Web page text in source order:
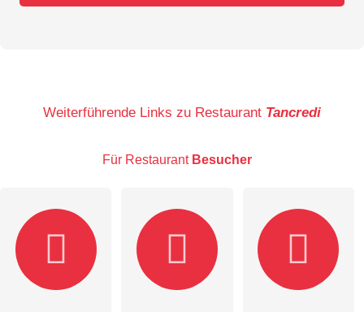
E-Mail-Adresse (wird nicht veröffentlicht)
Weiterführende Links zu Restaurant Tancredi
Für Restaurant Besucher